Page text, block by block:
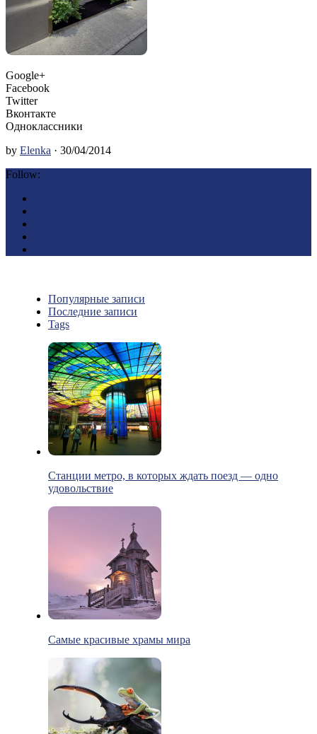
Google+
Facebook
Twitter
Вконтакте
Одноклассники
by Elenka · 30/04/2014
Follow:
Популярные записи
Последние записи
Tags
Станции метро, в которых ждать поезд — одно
удовольствие
Самые красивые храмы мира